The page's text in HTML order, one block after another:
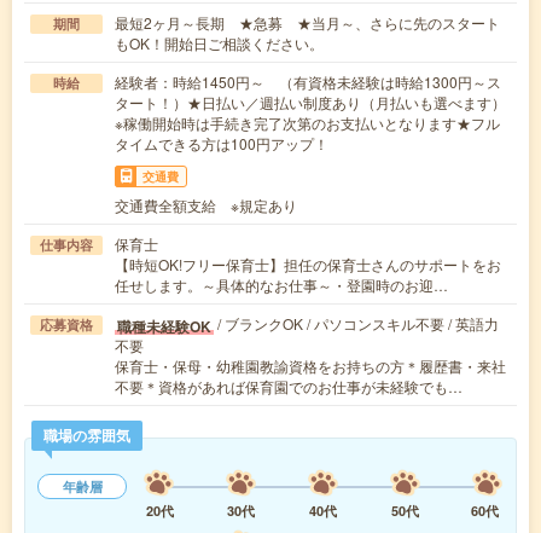
期間
最短2ヶ月～長期 ★急募 ★当月～、さらに先のスタート
もOK！開始日ご相談ください。
時給
経験者：時給1450円～ （有資格未経験は時給1300円～ス
タート！）★日払い／週払い制度あり（月払いも選べます）
※稼働開始時は手続き完了次第のお支払いとなります★フル
タイムできる方は100円アップ！
交通費
交通費全額支給 ※規定あり
仕事内容
保育士
【時短OK!フリー保育士】担任の保育士さんのサポートをお
任せします。～具体的なお仕事～・登園時のお迎…
応募資格 職種未経験OK / ブランクOK / パソコンスキル不要 / 英語力
不要
保育士・保母・幼稚園教諭資格をお持ちの方＊履歴書・来社
不要＊資格があれば保育園でのお仕事が未経験でも…
職場の雰囲気
年齢層
20代
30代 40代 50代
60代